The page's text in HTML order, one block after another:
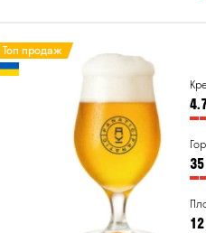
35
12
Топ продаж